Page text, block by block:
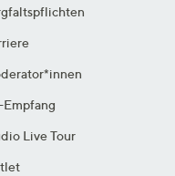
Live Tour